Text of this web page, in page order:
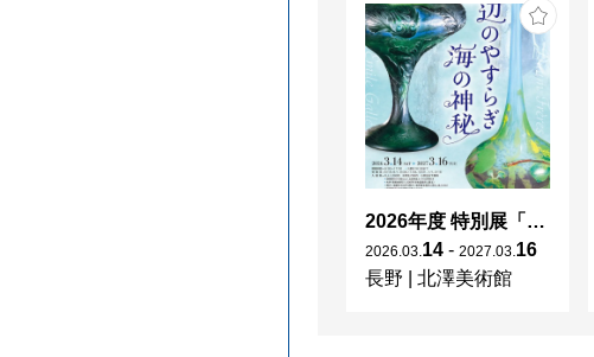
2026年度 特別展「ガレとドーム、アール･ヌーヴォーのガラス 水辺のやすらぎ、海の神秘」
2026 03 14 - 2027 03 16
長野
北澤美術館